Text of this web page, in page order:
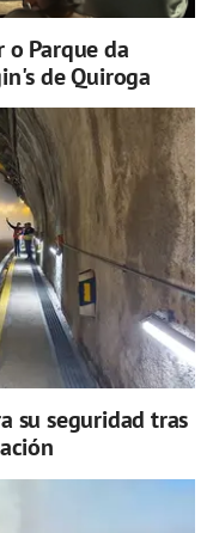
Parque da
de Quiroga
su seguridad tras